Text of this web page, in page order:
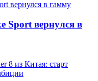
Sport вернулся в